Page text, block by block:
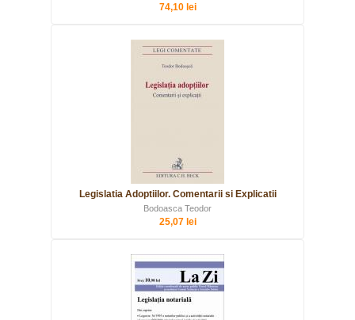
74,10 lei
Legislatia Adoptiilor. Comentarii si Explicatii
Bodoasca Teodor
25,07 lei